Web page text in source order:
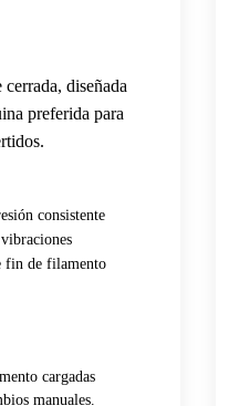
diseñada
preferida para
consistente
fin de filamento
cargadas
manuales.